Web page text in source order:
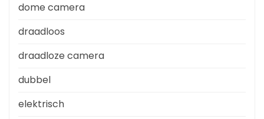
dome camera
draadloos
draadloze camera
dubbel
elektrisch